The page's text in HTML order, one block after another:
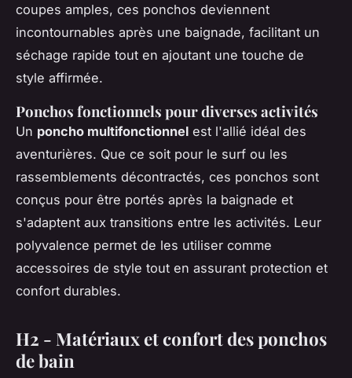
coupes amples, ces ponchos deviennent
incontournables après une baignade, facilitant un
séchage rapide tout en ajoutant une touche de
style affirmée.
Ponchos fonctionnels pour diverses activités
Un poncho multifonctionnel est l'allié idéal des
aventurières. Que ce soit pour le surf ou les
rassemblements décontractés, ces ponchos sont
conçus pour être portés après la baignade et
s'adaptent aux transitions entre les activités. Leur
polyvalence permet de les utiliser comme
accessoires de style tout en assurant protection et
confort durables.
H2 - Matériaux et confort des ponchos
de bain